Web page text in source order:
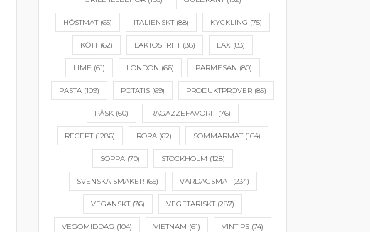
HÖSTMAT(65) ITALIENSKT(88) KYCKLING (75)
KÖTT(62) LAKTOSFRITT(88) LAX (83)
LIME (61) LONDON (66) PARMESAN (80)
PASTA (109) POTATIS (69) PRODUKTPROVER (85)
PÅSK (60) RAGAZZEFAVORIT(76)
RECEPT(1286) RÖRA (62) SOMMARMAT(164)
SOPPA (70) STOCKHOLM (128)
SVENSKA SMAKER(65) VARDAGSMAT(234)
VEGANSKT(76) VEGETARISKT(287)
VEGOMIDDAG (104) VIETNAM (61) VINTIPS (74)